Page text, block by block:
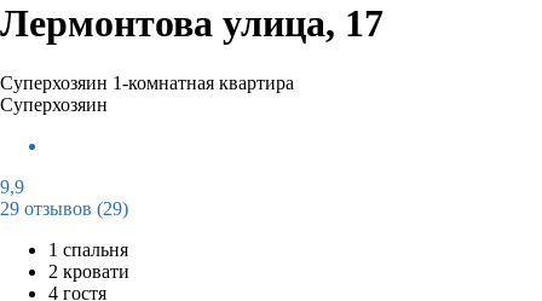
Лермонтова улица, 17
Суперхозяин 1-комнатная квартира
Суперхозяин
9,9
29 отзывов (29)
1 спальня
2 кровати
4 гостя